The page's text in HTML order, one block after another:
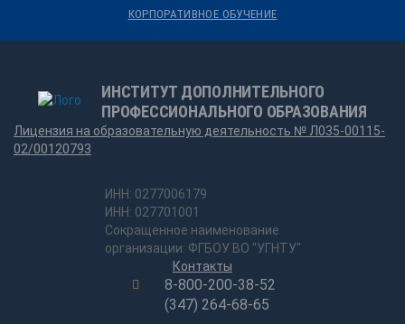
КОРПОРАТИВНОЕ ОБУЧЕНИЕ
ИНСТИТУТ ДОПОЛНИТЕЛЬНОГО
ПРОФЕССИОНАЛЬНОГО ОБРАЗОВАНИЯ
Лицензия на образовательную деятельность № Л035-00115-
02/00120793
ИНН: 0277006179
ИНН: 027701001
Сокращенное наименование
организации: ФГБОУ ВО "УГНТУ"
Контакты
8-800-200-38-52
(347) 264-68-65